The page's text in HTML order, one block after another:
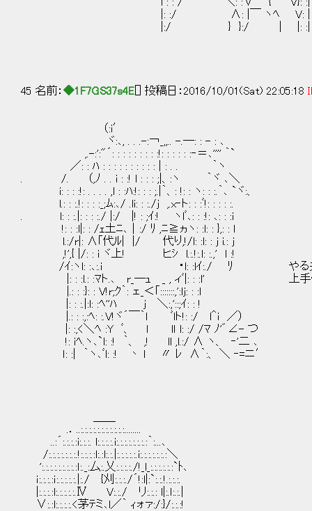
|: :/ ∧: |￣ ヽﾍ V: |
|:/ } }:/ | |: :|
45 名前： ◆1F7GS37s4E [] 投稿日：2016/10/01(Sat) 22:05:18
（:i′
ヾ:､, . . .-:￢_,,.. -.―: : - : ､
,.-:':"´: : : : : : : : :!: : : : : :‐＝､'''' ｀`
／: : ﾊ : : : : : : : : : : | : . . ｀ヽ
. /. （,ﾉ . . i : :! l : : : ;|、:ヽ ｀ヾ ､＼
i: : : :!: . . . . ,l : :ﾊ:!: : : ;.|｀、: !: : ヽ: : :.｀､ `ヾ:、
l.: : :.!: : : :_;ﾑ:､/ .li: : :./j ,.x‐ト: : :ﾞ!: : : : :.
. l: : :.|: : : :./ |:/ |! : ;ｲ:! ヽlﾞ､: : :!: ､: : :i
!: : :l|: : /ｪ土ﾆ､｜:/ ﾘ ,ﾆ≧ヵヽ: :l: : },: : l
l.:/r|: ∧｢代ﾙ| |/ 代り,!/l: :l: : j i.: j
,!',{ |/: : i ヾ上! ヒｼ l.:.!:.l: :.,' l :!
/ｲ:ヽl: :､:.i ・l: :lｲ:./ ﾘ やる夫さんはど
|: : :l.: :ﾏト.､ r_―ｭ _ , ィﾞ|: : :l' 上手く凌い
|.: : :}: : V!r;ｸ｀: ェ_＜｢:::::::,':lj: : :l
|: : :.|:l: :ﾍ''ﾊ j ＼:,'::;ｲ: : !
|.: : :,:ﾍ: :.V!ヾ´￣｀l ﾞlト!: :/ l＾i ／）
|: :,<＼ﾍ :Y ﾞ、 l lｌ l: :/ /ﾏ ﾉ'゛∠- つ
!: iﾍ.ヽ､`l: :! ｀、 ,! ll ,l.:/ ∧ ヽ、 ‐'二 ､
ｌ: :| ｀ヽ､ﾞl: :! 丶 l 〃 ﾚ ∧｀:、 ＼ ‐=ニ′
.．..:.:.:.:.:.:.:.:.:.:.:........
..:´:.:.:.:i:.:.:. l:.:.:.:.i:.:.:.:.:.:.:.:｀:...､
/:.:.:.:.:.:.:.!:.:.:.:l:.:l:.:.|:.:.:.:.:.i:.:.:.:.:.:.:＼
':.:.:.:.:.:.:.:.:ｌ:._:厶:.乂:.:.:.:./!_l_:.:.:.:.:.:`ﾄ､
ｉ:.:.:.:ｉ:.:.:.:.:.|:./ {刈:.:.:./´!:l|:`:.:.!.:.:.:.
|:.:.:.:l:.:.:.:.:.Ⅳ V:.:./ リ:.:.: l|:.ｌ:.:.|
∨:.:l:.:.:.:.<茅ﾃミ､l／｀ ｨォァ:/:}/:.:.:!